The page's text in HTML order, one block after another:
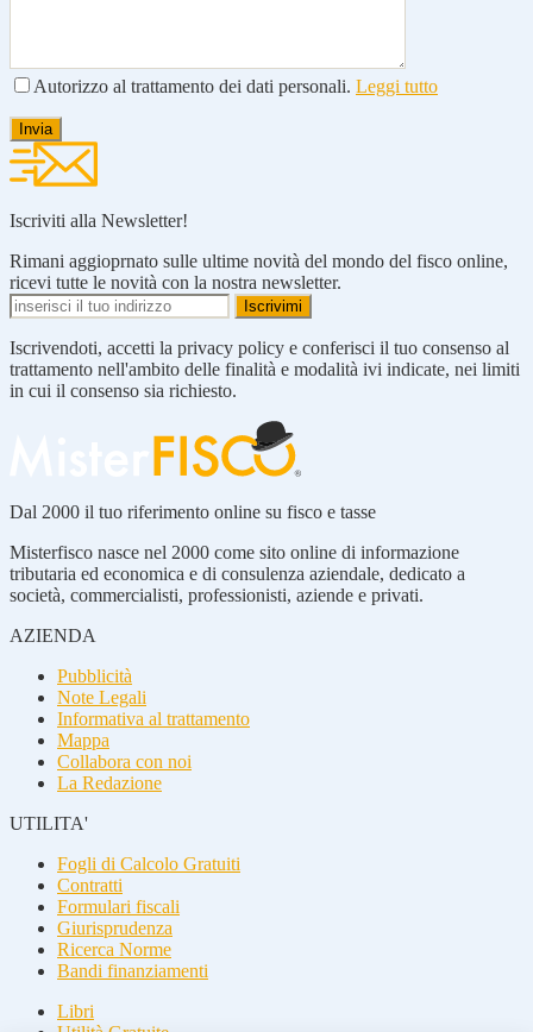
Autorizzo al trattamento dei dati personali. Leggi tutto
Iscriviti alla Newsletter!
Rimani aggioprnato sulle ultime novità del mondo del fisco online,
ricevi tutte le novità con la nostra newsletter.
Iscrivendoti, accetti la privacy policy e conferisci il tuo consenso al
trattamento nell'ambito delle finalità e modalità ivi indicate, nei limiti
in cui il consenso sia richiesto.
Dal 2000 il tuo riferimento online su fisco e tasse
Misterfisco nasce nel 2000 come sito online di informazione
tributaria ed economica e di consulenza aziendale, dedicato a
società, commercialisti, professionisti, aziende e privati.
AZIENDA
Pubblicità
Note Legali
Informativa al trattamento
Mappa
Collabora con noi
La Redazione
UTILITA'
Fogli di Calcolo Gratuiti
Contratti
Formulari fiscali
Giurisprudenza
Ricerca Norme
Bandi finanziamenti
Libri